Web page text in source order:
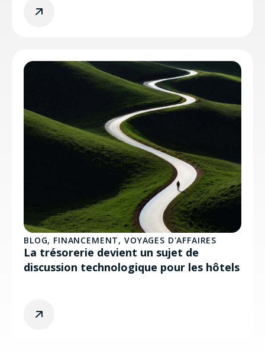
BLOG, FINANCEMENT, VOYAGES D'AFFAIRES
La trésorerie devient un sujet de
discussion technologique pour les hôtels